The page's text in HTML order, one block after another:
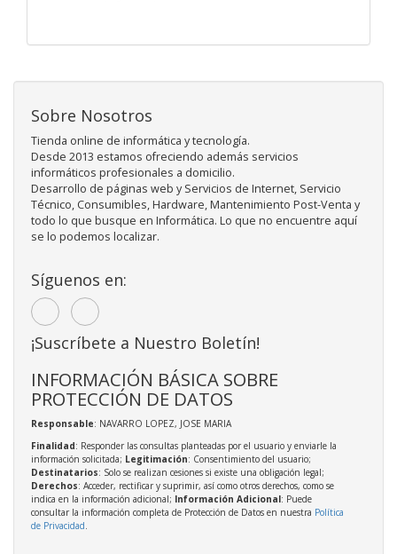
Sobre Nosotros
Tienda online de informática y tecnología.
Desde 2013 estamos ofreciendo además servicios
informáticos profesionales a domicilio.
Desarrollo de páginas web y Servicios de Internet, Servicio
Técnico, Consumibles, Hardware, Mantenimiento Post-Venta y
todo lo que busque en Informática. Lo que no encuentre aquí
se lo podemos localizar.
Síguenos en:
¡Suscríbete a Nuestro Boletín!
INFORMACIÓN BÁSICA SOBRE
PROTECCIÓN DE DATOS
Responsable: NAVARRO LOPEZ, JOSE MARIA
Finalidad: Responder las consultas planteadas por el usuario y enviarle la
información solicitada; Legitimación: Consentimiento del usuario;
Destinatarios: Solo se realizan cesiones si existe una obligación legal;
Derechos: Acceder, rectificar y suprimir, así como otros derechos, como se
indica en la información adicional; Información Adicional: Puede
consultar la información completa de Protección de Datos en nuestra Política
de Privacidad